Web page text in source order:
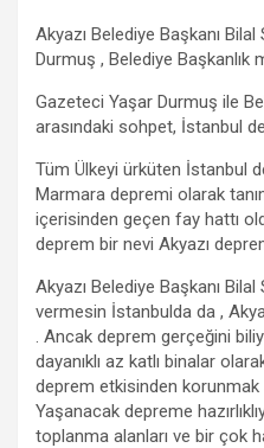
Akyazı Belediye Başkanı
Durmuş , Belediye Başkanlık
Gazeteci Yaşar Durmuş ile
arasındaki sohpet, İstanbul
Tüm Ülkeyi ürküten İstanbul
Marmara depremi olarak
içerisinden geçen fay hattı
deprem bir nevi Akyazı
Akyazı Belediye Başkanı
vermesin İstanbulda da ,
. Ancak deprem gerçeğini
dayanıklı az katlı binalar
deprem etkisinden korunmak
Yaşanacak depreme
toplanma alanları ve bir çok